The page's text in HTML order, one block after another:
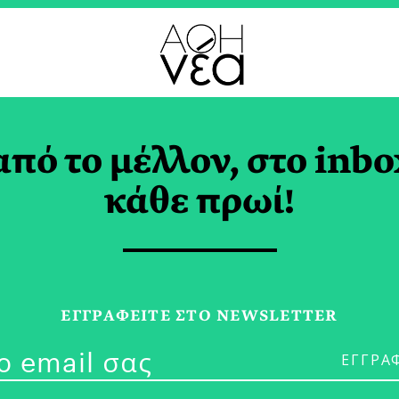
στις
το μέλλον, στο
κάθε πρωί!
ΕΓΓPΑΦΕΙΤΕ ΣΤΟ NEWSLETTER